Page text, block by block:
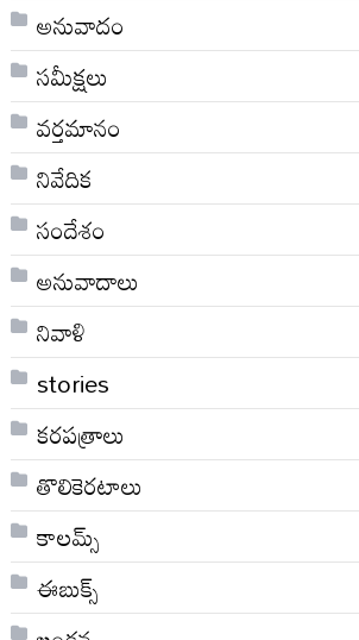
అనువాదం
సమీక్షలు
వర్తమానం
నివేదిక
సందేశం
అనువాదాలు
నివాళి
stories
కరపత్రాలు
తొలికెరటాలు
కాలమ్స్
ఈబుక్స్